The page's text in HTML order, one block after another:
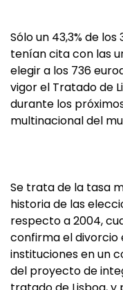
Sólo un 43,3% de
tenían cita con las
elegir a los 736
vigor el Tratado de
durante los
multinacional del
Se trata de la tasa
historia de las
respecto a 2004,
confirma el divorcio
instituciones en un
del proyecto de